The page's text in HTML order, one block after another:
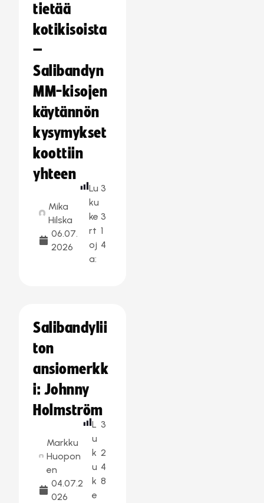
tietää
kotikisoista
–
Salibandyn
MM-kisojen
käytännön
kysymykset
koottiin
yhteen
Mika
Hilska
06.07.
2026
Lu
ku
ke
rt
oj
a:
3
3
1
4
Salibandylii
ton
ansiomerkk
i: Johnny
Holmström
Markku
Huopon
en
04.07.2
026
L
u
k
u
k
e
3
2
4
8